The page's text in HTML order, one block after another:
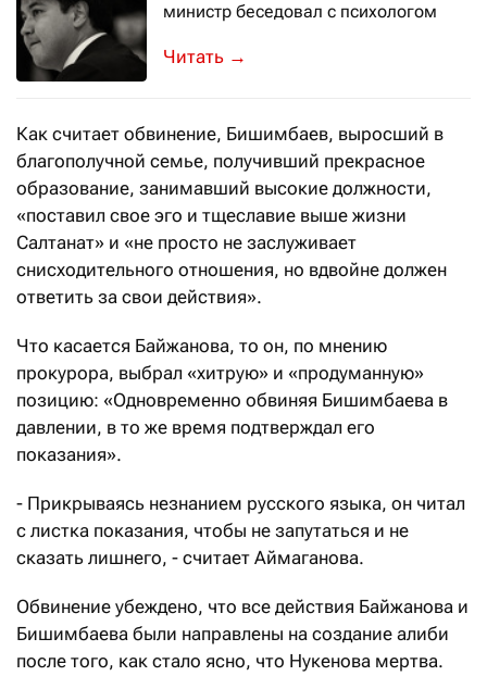
министр беседовал с психологом
В психологическом тесте по шкале
→
Как считает обвинение, Бишимбаев, выросший в
благополучной семье, получивший прекрасное
образование, занимавший высокие должности,
«поставил свое эго и тщеславие выше жизни
Салтанат» и «не просто не заслуживает
снисходительного отношения, но вдвойне должен
ответить за свои действия».
Что касается Байжанова, то он, по мнению
прокурора, выбрал «хитрую» и «продуманную»
позицию: «Одновременно обвиняя Бишимбаева в
давлении, в то же время подтверждал его
показания».
- Прикрываясь незнанием русского языка, он читал
с листка показания, чтобы не запутаться и не
сказать лишнего, - считает Аймаганова.
Обвинение убеждено, что все действия Байжанова и
Бишимбаева были направлены на создание алиби
после того, как стало ясно, что Нукенова мертва.